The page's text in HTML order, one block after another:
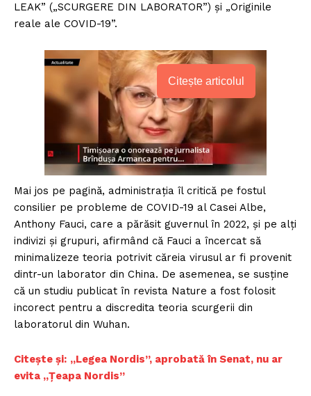
LEAK” („SCURGERE DIN LABORATOR”) şi „Originile
reale ale COVID-19”.
Citește articolul
Mai jos pe pagină, administraţia îl critică pe fostul
consilier pe probleme de COVID-19 al Casei Albe,
Anthony Fauci, care a părăsit guvernul în 2022, şi pe alţi
indivizi şi grupuri, afirmând că Fauci a încercat să
minimalizeze teoria potrivit căreia virusul ar fi provenit
dintr-un laborator din China. De asemenea, se susţine
că un studiu publicat în revista Nature a fost folosit
incorect pentru a discredita teoria scurgerii din
laboratorul din Wuhan.
Citește și: „Legea Nordis”, aprobată în Senat, nu ar
evita „Țeapa Nordis”